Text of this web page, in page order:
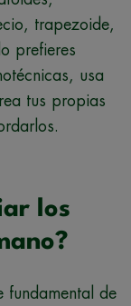
trapezoide,
prefieres
usa
tus propias
los
fundamental de